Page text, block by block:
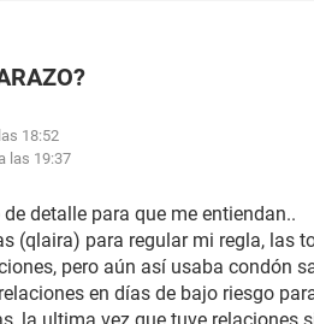
18:52
las 19:37
detalle para que me entiendan..
(qlaira) para regular mi regla, las
pero aún así usaba condón
en días de bajo riesgo